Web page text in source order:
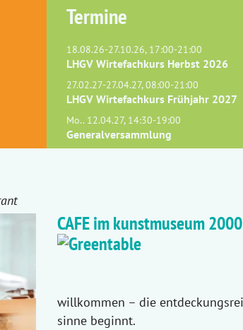
Termine
18.08.26-27.10.26, 17:00-21:00
LHGV Wirtefachkurs Herbst 2026
27.02.27-27.04.27, 08:00-21:00
LHGV Wirtefachkurs Frühjahr 2027
Mo.. 12.04.27, 14:30-19:00
Generalversammlung
CAFE im kunstmuseum 2000
willkommen – die
sinne beginnt.